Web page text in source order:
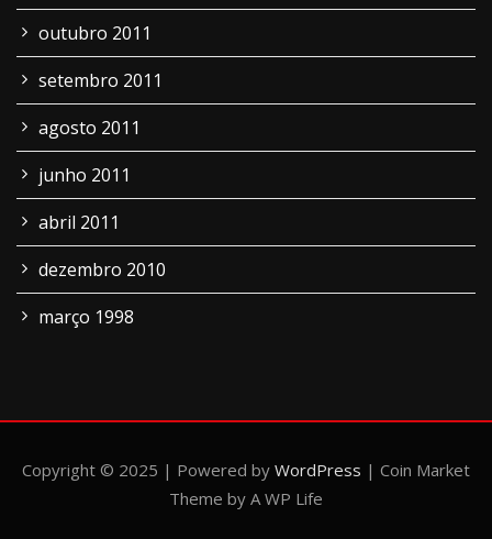
outubro 2011
setembro 2011
agosto 2011
junho 2011
abril 2011
dezembro 2010
março 1998
Copyright © 2025 | Powered by WordPress | Coin Market
Theme by A WP Life